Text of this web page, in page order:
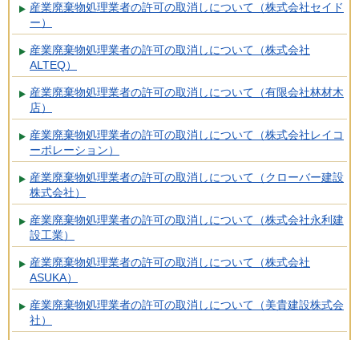
産業廃棄物処理業者の許可の取消しについて（株式会社セイド
ー）
産業廃棄物処理業者の許可の取消しについて（株式会社
ALTEQ）
産業廃棄物処理業者の許可の取消しについて（有限会社林材木
店）
産業廃棄物処理業者の許可の取消しについて（株式会社レイコ
ーポレーション）
産業廃棄物処理業者の許可の取消しについて（クローバー建設
株式会社）
産業廃棄物処理業者の許可の取消しについて（株式会社永利建
設工業）
産業廃棄物処理業者の許可の取消しについて（株式会社
ASUKA）
産業廃棄物処理業者の許可の取消しについて（美貴建設株式会
社）